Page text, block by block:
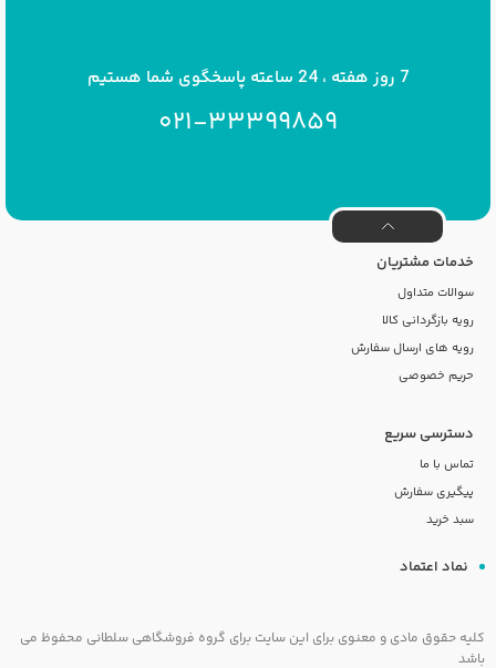
7 روز هفته ، 24 ساعته پاسخگوی شما هستیم
021-33399859
خدمات مشتریان
سوالات متداول
رویه بازگردانی کالا
رویه های ارسال سفارش
حریم خصوصی
دسترسی سریع
تماس با ما
پیگیری سفارش
سبد خرید
نماد اعتماد
کلیه حقوق مادی و معنوی برای این سایت برای گروه فروشگاهی سلطانی محفوظ می
باشد